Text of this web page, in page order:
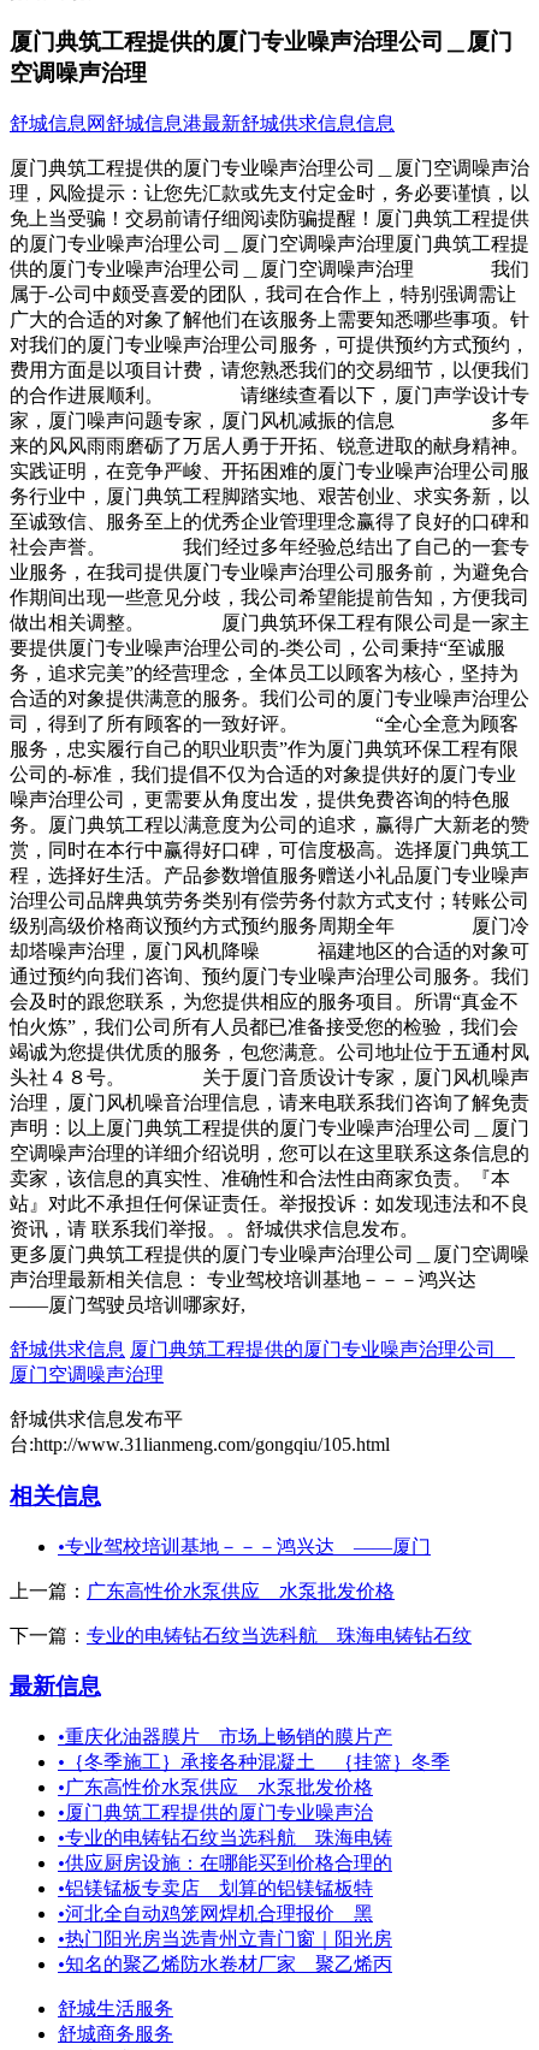
厦门典筑工程提供的厦门专业噪声治理公司＿厦门
空调噪声治理
舒城信息网舒城信息港最新舒城供求信息信息
厦门典筑工程提供的厦门专业噪声治理公司＿厦门空调噪声治
理，风险提示：让您先汇款或先支付定金时，务必要谨慎，以
免上当受骗！交易前请仔细阅读防骗提醒！厦门典筑工程提供
的厦门专业噪声治理公司＿厦门空调噪声治理厦门典筑工程提
供的厦门专业噪声治理公司＿厦门空调噪声治理 我们
属于-公司中颇受喜爱的团队，我司在合作上，特别强调需让
广大的合适的对象了解他们在该服务上需要知悉哪些事项。针
对我们的厦门专业噪声治理公司服务，可提供预约方式预约，
费用方面是以项目计费，请您熟悉我们的交易细节，以便我们
的合作进展顺利。 请继续查看以下，厦门声学设计专
家，厦门噪声问题专家，厦门风机减振的信息 多年
来的风风雨雨磨砺了万居人勇于开拓、锐意进取的献身精神。
实践证明，在竞争严峻、开拓困难的厦门专业噪声治理公司服
务行业中，厦门典筑工程脚踏实地、艰苦创业、求实务新，以
至诚致信、服务至上的优秀企业管理理念赢得了良好的口碑和
社会声誉。 我们经过多年经验总结出了自己的一套专
业服务，在我司提供厦门专业噪声治理公司服务前，为避免合
作期间出现一些意见分歧，我公司希望能提前告知，方便我司
做出相关调整。 厦门典筑环保工程有限公司是一家主
要提供厦门专业噪声治理公司的-类公司，公司秉持“至诚服
务，追求完美”的经营理念，全体员工以顾客为核心，坚持为
合适的对象提供满意的服务。我们公司的厦门专业噪声治理公
司，得到了所有顾客的一致好评。 “全心全意为顾客
服务，忠实履行自己的职业职责”作为厦门典筑环保工程有限
公司的-标准，我们提倡不仅为合适的对象提供好的厦门专业
噪声治理公司，更需要从角度出发，提供免费咨询的特色服
务。厦门典筑工程以满意度为公司的追求，赢得广大新老的赞
赏，同时在本行中赢得好口碑，可信度极高。选择厦门典筑工
程，选择好生活。产品参数增值服务赠送小礼品厦门专业噪声
治理公司品牌典筑劳务类别有偿劳务付款方式支付；转账公司
级别高级价格商议预约方式预约服务周期全年 厦门冷
却塔噪声治理，厦门风机降噪 福建地区的合适的对象可
通过预约向我们咨询、预约厦门专业噪声治理公司服务。我们
会及时的跟您联系，为您提供相应的服务项目。所谓“真金不
怕火炼”，我们公司所有人员都已准备接受您的检验，我们会
竭诚为您提供优质的服务，包您满意。公司地址位于五通村凤
头社４８号。 关于厦门音质设计专家，厦门风机噪声
治理，厦门风机噪音治理信息，请来电联系我们咨询了解免责
声明：以上厦门典筑工程提供的厦门专业噪声治理公司＿厦门
空调噪声治理的详细介绍说明，您可以在这里联系这条信息的
卖家，该信息的真实性、准确性和合法性由商家负责。『本
站』对此不承担任何保证责任。举报投诉：如发现违法和不良
资讯，请 联系我们举报。。舒城供求信息发布。
更多厦门典筑工程提供的厦门专业噪声治理公司＿厦门空调噪
声治理最新相关信息： 专业驾校培训基地－－－鸿兴达
——厦门驾驶员培训哪家好,
舒城供求信息 厦门典筑工程提供的厦门专业噪声治理公司＿
厦门空调噪声治理
舒城供求信息发布平
台:http://www.31lianmeng.com/gongqiu/105.html
相关信息
•专业驾校培训基地－－－鸿兴达 ——厦门
上一篇： 广东高性价水泵供应 水泵批发价格
下一篇： 专业的电铸钻石纹当选科航＿珠海电铸钻石纹
最新信息
•重庆化油器膜片＿市场上畅销的膜片产
• ｛冬季施工｝承接各种混凝土 ｛挂篮｝冬季
•广东高性价水泵供应 水泵批发价格
•厦门典筑工程提供的厦门专业噪声治
•专业的电铸钻石纹当选科航＿珠海电铸
•供应厨房设施：在哪能买到价格合理的
•铝镁锰板专卖店 划算的铝镁锰板特
•河北全自动鸡笼网焊机合理报价 黑
•热门阳光房当选青州立青门窗｜阳光房
•知名的聚乙烯防水卷材厂家＿聚乙烯丙
舒城生活服务
舒城商务服务